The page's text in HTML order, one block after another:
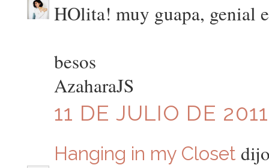
HOlita! muy guapa, genial
besos
AzaharaJS
11 DE JULIO DE
Hanging in my Closet